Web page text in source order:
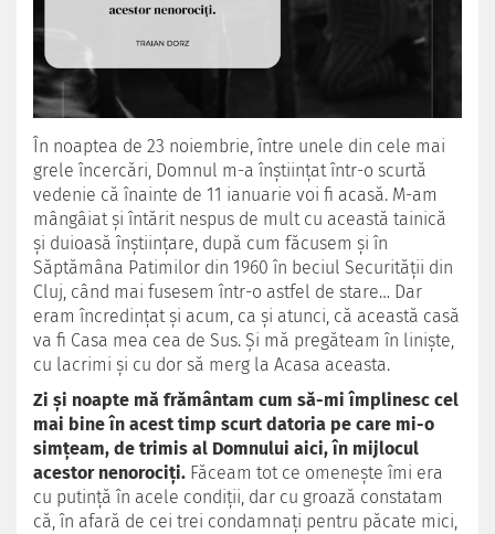
În noaptea de 23 noiembrie, între unele din cele mai
grele încercări, Domnul m-a înștiințat într-o scurtă
vedenie că înainte de 11 ianuarie voi fi acasă. M-am
mângâiat și întărit nespus de mult cu această tainică
și duioasă înștiințare, după cum făcusem și în
Săptămâna Patimilor din 1960 în beciul Securității din
Cluj, când mai fusesem într-o astfel de stare… Dar
eram încredințat și acum, ca și atunci, că această casă
va fi Casa mea cea de Sus. Și mă pregăteam în liniște,
cu lacrimi și cu dor să merg la Acasa aceasta.
Zi și noapte mă frământam cum să-mi împlinesc cel
mai bine în acest timp scurt datoria pe care mi-o
simțeam, de trimis al Domnului aici, în mijlocul
acestor nenorociți. Făceam tot ce omenește îmi era
cu putință în acele condiții, dar cu groază constatam
că, în afară de cei trei condamnați pentru păcate mici,